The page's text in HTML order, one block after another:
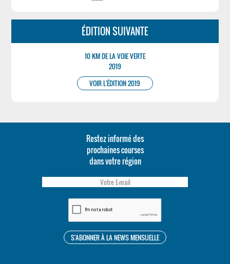
ÉDITION SUIVANTE
10 KM DE LA VOIE VERTE
2019
VOIR L'ÉDITION 2019
Restez informé des
prochaines courses
dans votre région